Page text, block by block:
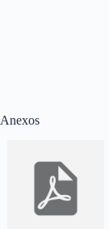
Anexos